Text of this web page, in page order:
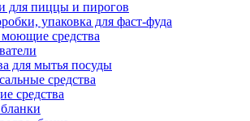
для пиццы и пирогов
упаковка для фаст-фуда
средства
для мытья посуды
средства
средства